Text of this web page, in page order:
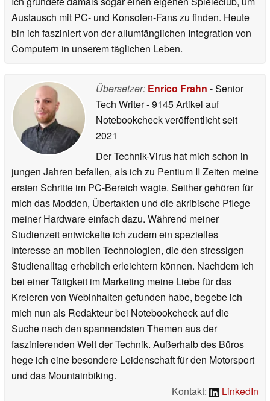
Austausch mit PC- und Konsolen-Fans zu finden. Heute
bin ich fasziniert von der allumfänglichen Integration von
Computern in unserem täglichen Leben.
Übersetzer: Enrico Frahn - Senior
Tech Writer- 9145 Artikel auf
Notebookcheck veröffentlichtseit
2021
Der Technik-Virus hat mich schon in
jungen Jahren befallen, als ich zu Pentium II Zeiten meine
ersten Schritte im PC-Bereich wagte. Seither gehören für
mich das Modden, Übertakten und die akribische Pflege
meiner Hardware einfach dazu. Während meiner
Studienzeit entwickelte ich zudem ein spezielles
Interesse an mobilen Technologien, die den stressigen
Studienalltag erheblich erleichtern können. Nachdem ich
bei einer Tätigkeit im Marketing meine Liebe für das
Kreieren von Webinhalten gefunden habe, begebe ich
mich nun als Redakteur bei Notebookcheck auf die
Suche nach den spannendsten Themen aus der
faszinierenden Welt der Technik. Außerhalb des Büros
hege ich eine besondere Leidenschaft für den Motorsport
und das Mountainbiking.
Kontakt:
LinkedIn